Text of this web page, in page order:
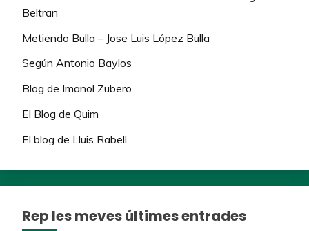
Beltran
Metiendo Bulla – Jose Luis López Bulla
Según Antonio Baylos
Blog de Imanol Zubero
El Blog de Quim
El blog de Lluis Rabell
Rep les meves últimes entrades